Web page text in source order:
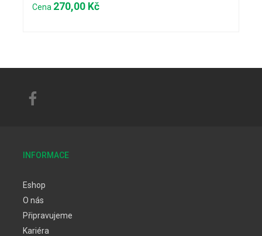
Cena 270,00 Kč
INFORMACE
Eshop
O nás
Připravujeme
Kariéra